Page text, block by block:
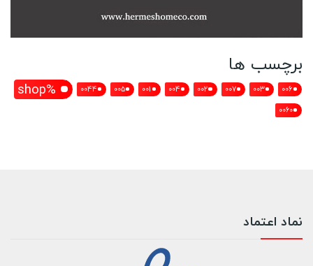
برچسب ها
006
003
007
002
004
001
005
0044
%shop
0060
نماد اعتماد